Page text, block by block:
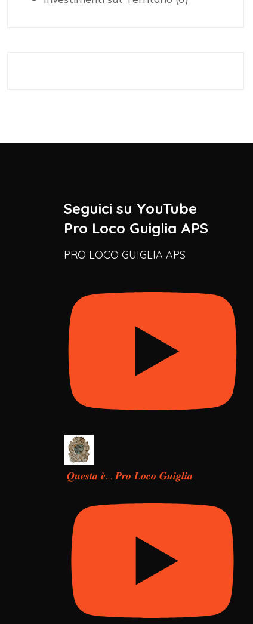
Seguici su YouTube
Pro Loco Guiglia APS
PRO LOCO GUIGLIA APS
𝑸𝒖𝒆𝒔𝒕𝒂 𝒆̀… 𝑷𝒓𝒐 𝑳𝒐𝒄𝒐 𝑮𝒖𝒊𝒈𝒍𝒊𝒂